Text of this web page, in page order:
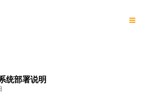
统部署说明